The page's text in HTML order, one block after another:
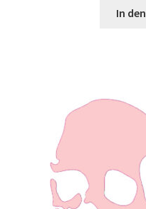
In